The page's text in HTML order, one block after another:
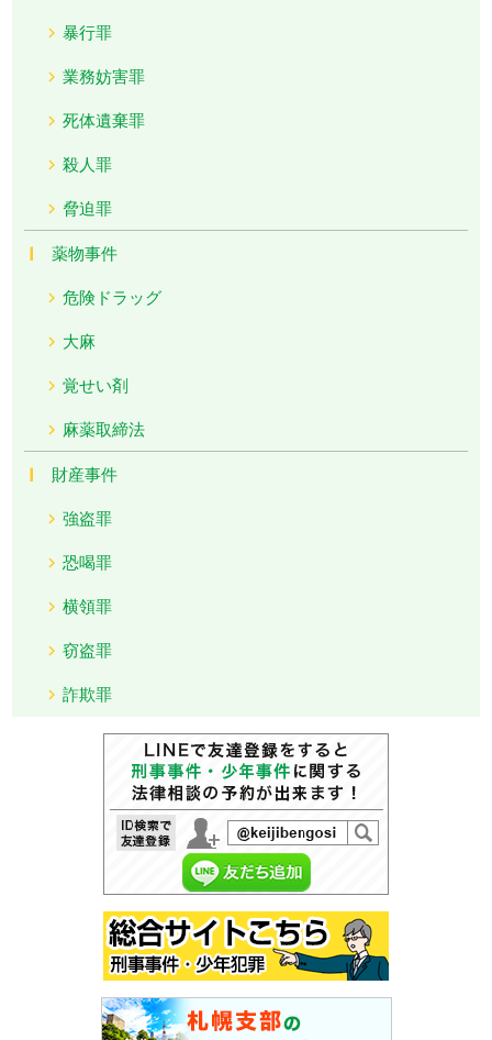
暴行罪
業務妨害罪
死体遺棄罪
殺人罪
脅迫罪
薬物事件
危険ドラッグ
大麻
覚せい剤
麻薬取締法
財産事件
強盗罪
恐喝罪
横領罪
窃盗罪
詐欺罪